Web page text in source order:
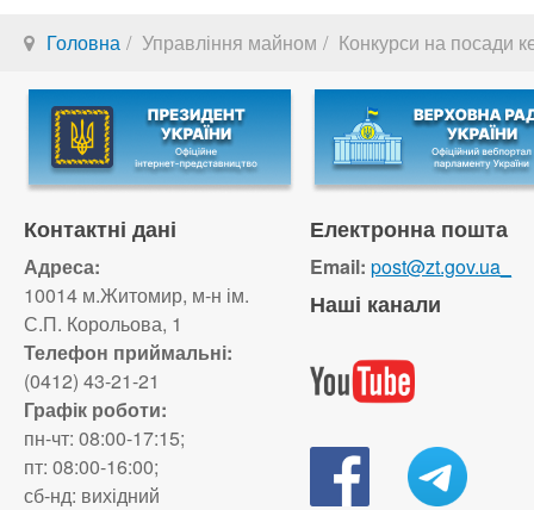
Головна Управління майном Конкурси на посади
Контактні дані
Адреса:
10014 м.Житомир, м-н ім.
С.П. Корольова, 1
Телефон приймальні:
(0412) 43-21-21
Графік роботи:
пн-чт: 08:00-17:15;
пт: 08:00-16:00;
сб-нд: вихідний
Електронна пошта
Email: post@zt.gov.ua_
Наші канали